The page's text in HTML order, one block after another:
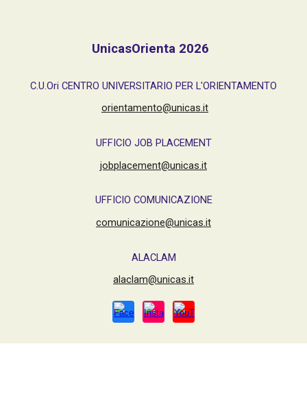
UnicasOrienta 2026
C.U.Ori CENTRO UNIVERSITARIO PER L'ORIENTAMENTO
orientamento@unicas.it
UFFICIO JOB PLACEMENT
jobplacement@unicas.it
UFFICIO COMUNICAZIONE
comunicazione@unicas.it
ALACLAM
alaclam@unicas.it